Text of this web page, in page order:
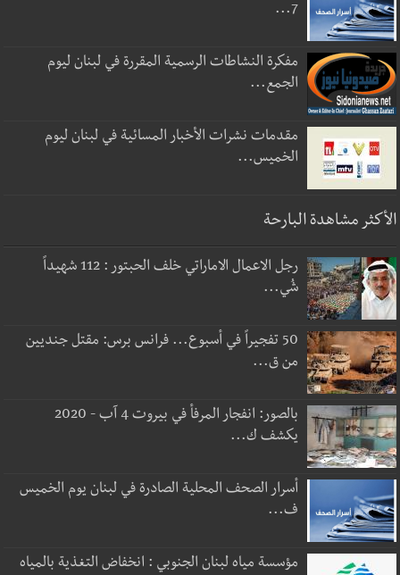
7...
مفكرة النشاطات الرسمية المقررة في لبنان ليوم
الجمع...
مقدمات نشرات الأخبار المسائية في لبنان ليوم
الخميس...
الأكثر مشاهدة البارحة
رجل الاعمال الاماراتي خلف الحبتور : 112 شهيداً
شُي...
50 تفجيراً في أسبوع... فرانس برس: مقتل جنديين
من ق...
بالصور: انفجار المرفأ في بيروت 4 آب - 2020
يكشف ك...
أسرار الصحف المحلية الصادرة في لبنان يوم الخميس
ف...
مؤسسة مياه لبنان الجنوبي : انخفاض التغذية بالمياه